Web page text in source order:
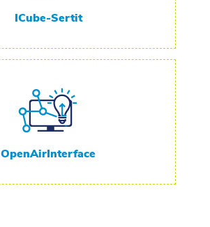
ICube-Sertit
OpenAirInterface